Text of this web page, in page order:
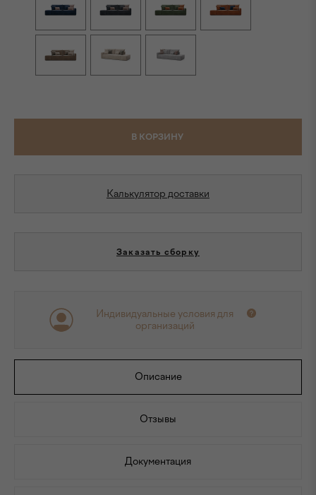
В КОРЗИНУ
Калькулятор доставки
Заказать сборку
Индивидуальные условия для
организаций
Описание
Отзывы
Документация